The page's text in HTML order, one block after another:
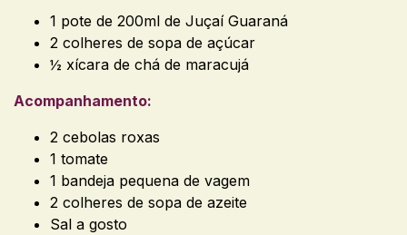
1 pote de 200ml de Juçaí Guaraná
2 colheres de sopa de açúcar
½ xícara de chá de maracujá
Acompanhamento:
2 cebolas roxas
1 tomate
1 bandeja pequena de vagem
2 colheres de sopa de azeite
Sal a gosto